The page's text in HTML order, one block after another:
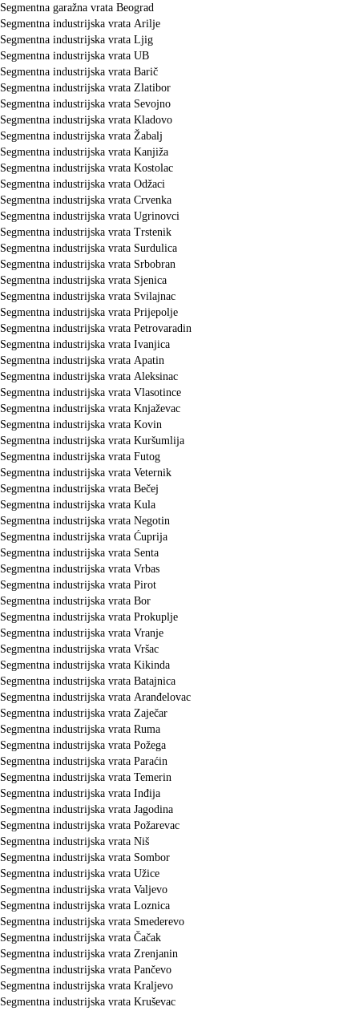
Segmentna garažna vrata Beograd
Segmentna industrijska vrata Arilje
Segmentna industrijska vrata Ljig
Segmentna industrijska vrata UB
Segmentna industrijska vrata Barič
Segmentna industrijska vrata Zlatibor
Segmentna industrijska vrata Sevojno
Segmentna industrijska vrata Kladovo
Segmentna industrijska vrata Žabalj
Segmentna industrijska vrata Kanjiža
Segmentna industrijska vrata Kostolac
Segmentna industrijska vrata Odžaci
Segmentna industrijska vrata Crvenka
Segmentna industrijska vrata Ugrinovci
Segmentna industrijska vrata Trstenik
Segmentna industrijska vrata Surdulica
Segmentna industrijska vrata Srbobran
Segmentna industrijska vrata Sjenica
Segmentna industrijska vrata Svilajnac
Segmentna industrijska vrata Prijepolje
Segmentna industrijska vrata Petrovaradin
Segmentna industrijska vrata Ivanjica
Segmentna industrijska vrata Apatin
Segmentna industrijska vrata Aleksinac
Segmentna industrijska vrata Vlasotince
Segmentna industrijska vrata Knjaževac
Segmentna industrijska vrata Kovin
Segmentna industrijska vrata Kuršumlija
Segmentna industrijska vrata Futog
Segmentna industrijska vrata Veternik
Segmentna industrijska vrata Bečej
Segmentna industrijska vrata Kula
Segmentna industrijska vrata Negotin
Segmentna industrijska vrata Ćuprija
Segmentna industrijska vrata Senta
Segmentna industrijska vrata Vrbas
Segmentna industrijska vrata Pirot
Segmentna industrijska vrata Bor
Segmentna industrijska vrata Prokuplje
Segmentna industrijska vrata Vranje
Segmentna industrijska vrata Vršac
Segmentna industrijska vrata Kikinda
Segmentna industrijska vrata Batajnica
Segmentna industrijska vrata Aranđelovac
Segmentna industrijska vrata Zaječar
Segmentna industrijska vrata Ruma
Segmentna industrijska vrata Požega
Segmentna industrijska vrata Paraćin
Segmentna industrijska vrata Temerin
Segmentna industrijska vrata Inđija
Segmentna industrijska vrata Jagodina
Segmentna industrijska vrata Požarevac
Segmentna industrijska vrata Niš
Segmentna industrijska vrata Sombor
Segmentna industrijska vrata Užice
Segmentna industrijska vrata Valjevo
Segmentna industrijska vrata Loznica
Segmentna industrijska vrata Smederevo
Segmentna industrijska vrata Čačak
Segmentna industrijska vrata Zrenjanin
Segmentna industrijska vrata Pančevo
Segmentna industrijska vrata Kraljevo
Segmentna industrijska vrata Kruševac